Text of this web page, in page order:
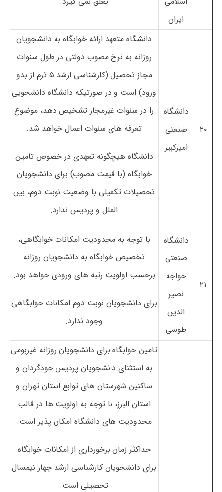
ایران
۲۰
دانشگاه
صنعتی
امیرکبیر
دانشگاه متعهد ارائه خوابگاه به دانشجویان
روزانه به نرخ مصوب دولتی در طول سنوات
مجاز تحصیل (کارشناسی ارشد ۵ ترم از بدو
ورود) است و در صورتیکه دانشگاه دانشجویی
را در سنوات غیرمجاز تشخیص دهد، موضوع
تعرفه های سنوات اعمال خواهد شد.
دانشگاه هیچگونه تعهدی در خصوص تامین
خوابگاه (با قیمت مصوب) برای دانشجویان
تحصیلات تکمیلی با وضعیت نوبت دوم، بین
الملل و پردیس ندارد.
۲۱
دانشگاه
صنعتی
خواجه
نصیر
الدین
طوسی
با توجه به محدودیت امکانات خوابگاهی،
تخصیص خوابگاه به دانشجویان روزانه
برحسب اولویت رتبه های ورودی خواهد بود.
برای دانشجویان نوبت دوم امکانات خوابگاهی
وجود ندارد.
تامین خوابگاه برای دانشجویان روزانه غیربومی
به استثنای دانشجویان پردیس خودگردان و
ساکنین شهرستان های توابع استان تهران و
استان البرز، با توجه به اولویت ها در قالب
محدودیت های دانشگاه امکان پذیر است.
حداکثر زمان برخورداری از امکانات خوابگاه
برای دانشجویان کارشناسی ارشد چهار نیمسال
تحصیلی است.